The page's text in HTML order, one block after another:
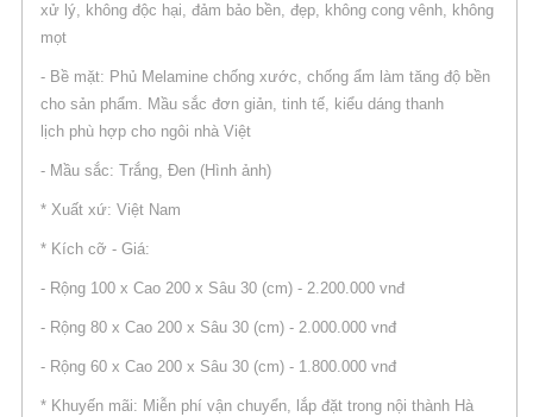
xử lý, không độc hại, đảm bảo bền, đẹp, không cong vênh, không
mọt
- Bề mặt: Phủ Melamine chống xước, chống ẩm làm tăng độ bền
cho sản phẩm. Mầu sắc đơn giản, tinh tế, kiểu dáng thanh
lịch phù hợp cho ngôi nhà Việt
- Mầu sắc: Trắng, Đen (Hình ảnh)
* Xuất xứ: Việt Nam
* Kích cỡ - Giá:
- Rộng 100 x Cao 200 x Sâu 30 (cm) - 2.200.000 vnđ
- Rộng 80 x Cao 200 x Sâu 30 (cm) - 2.000.000 vnđ
- Rộng 60 x Cao 200 x Sâu 30 (cm) - 1.800.000 vnđ
* Khuyến mãi: Miễn phí vận chuyển, lắp đặt trong nội thành Hà